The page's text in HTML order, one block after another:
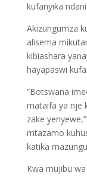
kufanyika
Akizungumza
alisema
kibiashara
hayapaswi
“Botswana
mataifa ya nje
zake
mtazamo
katika
Kwa mujibu